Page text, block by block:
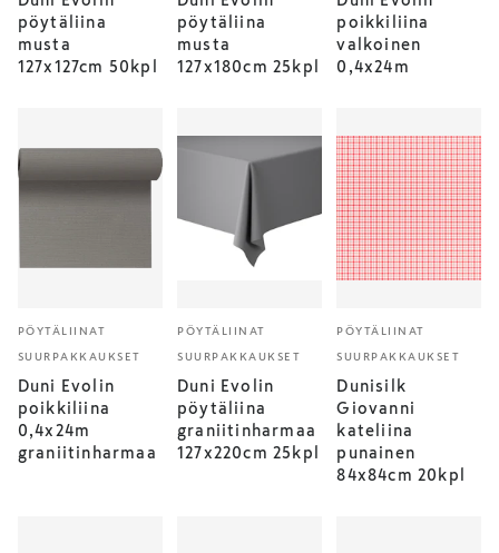
pöytäliina
musta
127x127cm 50kpl
pöytäliina
musta
127x180cm 25kpl
poikkiliina
valkoinen
0,4x24m
PÖYTÄLIINAT
SUURPAKKAUKSET
Duni Evolin
poikkiliina
0,4x24m
graniitinharmaa
PÖYTÄLIINAT
SUURPAKKAUKSET
Duni Evolin
pöytäliina
graniitinharmaa
127x220cm 25kpl
PÖYTÄLIINAT
SUURPAKKAUKSET
Dunisilk
Giovanni
kateliina
punainen
84x84cm 20kpl